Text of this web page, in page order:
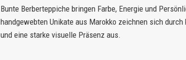
Bunte Berberteppiche bringen Farbe, Energie und
handgewebten Unikate aus Marokko zeichnen sich
und eine starke visuelle Präsenz aus.